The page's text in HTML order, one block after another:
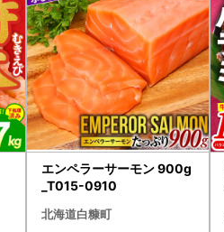
エンペラーサーモン 900g
_T015-0910
北海道白糠町